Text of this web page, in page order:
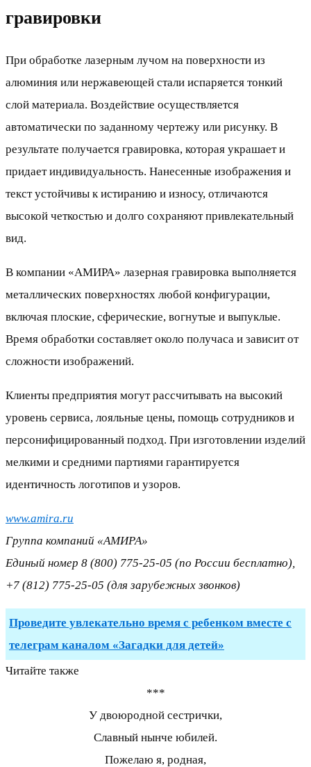
гравировки
При обработке лазерным лучом на поверхности из
алюминия или нержавеющей стали испаряется тонкий
слой материала. Воздействие осуществляется
автоматически по заданному чертежу или рисунку. В
результате получается гравировка, которая украшает и
придает индивидуальность. Нанесенные изображения и
текст устойчивы к истиранию и износу, отличаются
высокой четкостью и долго сохраняют привлекательный
вид.
В компании «АМИРА» лазерная гравировка выполняется
металлических поверхностях любой конфигурации,
включая плоские, сферические, вогнутые и выпуклые.
Время обработки составляет около получаса и зависит от
сложности изображений.
Клиенты предприятия могут рассчитывать на высокий
уровень сервиса, лояльные цены, помощь сотрудников и
персонифицированный подход. При изготовлении изделий
мелкими и средними партиями гарантируется
идентичность логотипов и узоров.
www.amira.ru
Группа компаний «АМИРА»
Единый номер 8 (800) 775-25-05 (по России бесплатно),
+7 (812) 775-25-05 (для зарубежных звонков)
Проведите увлекательно время с ребенком вместе с
телеграм каналом «Загадки для детей»
Читайте также
***
У двоюродной сестрички,
Славный нынче юбилей.
Пожелаю я, родная,